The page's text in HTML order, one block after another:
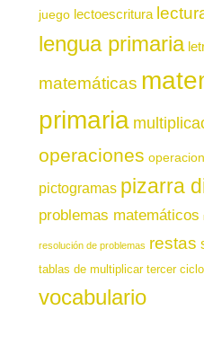
juego lectoescritura
lengua primaria
matemáticas
primaria
operaciones
pictogramas pizarra
problemas matemáticos
resolución de problemas restas
tablas de multiplicar tercer ciclo
vocabulario